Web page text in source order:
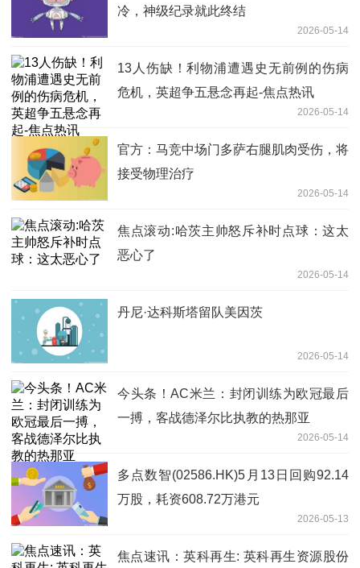
冷，神级纪录就此终结
2026-05-14
13人伤缺！利物浦遭遇史无前例的伤病
危机，英超争五悬念再起-焦点热讯
2026-05-14
官方：马竞中场门多萨右腿肌肉受伤，将
接受物理治疗
2026-05-14
焦点滚动:哈茨主帅怒斥补时点球：这太
恶心了
2026-05-14
丹尼·达科斯塔留队美因茨
2026-05-14
今头条！AC米兰：封闭训练为欧冠最后
一搏，客战德泽尔比执教的热那亚
2026-05-14
多点数智(02586.HK)5月13日回购92.14
万股，耗资608.72万港元
2026-05-13
焦点速讯：英科再生: 英科再生资源股份